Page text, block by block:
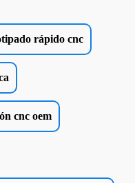
rápido cnc
cnc oem